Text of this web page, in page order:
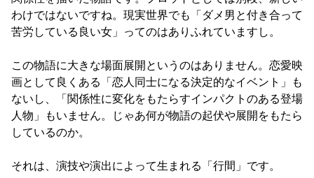
わけではないですね。現実世界でも「ダメ男と付き合って
苦労している良い女」ってのはありふれていますし。
この物語に大きな場面展開というのはありません。恋愛映
画として良くある「恋人同士になる決定的なイベント」も
ないし、「関係性に変化をもたらすインパクトのある登場
人物」もいません。じゃあ何が物語の起伏や展開をもたら
しているのか。
それは、演技や演出によって生まれる「行間」です。